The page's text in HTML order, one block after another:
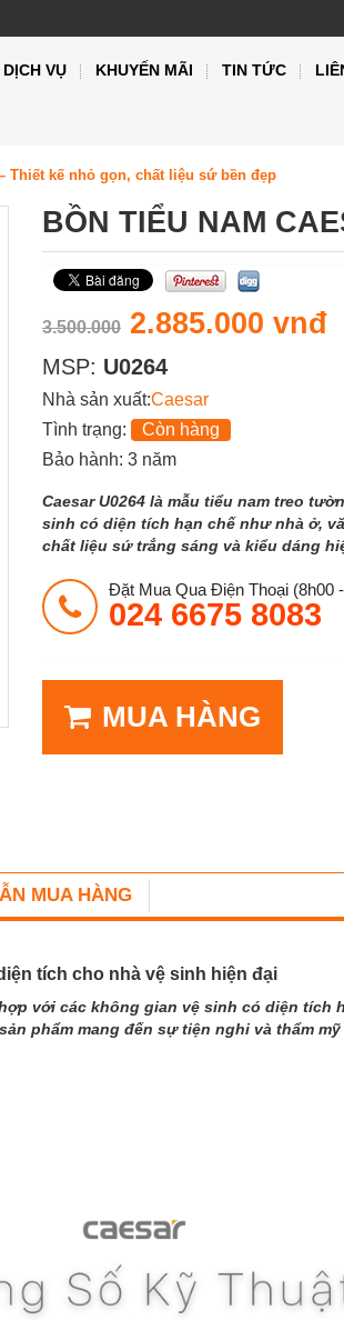
DỊCH VỤ KHUYẾN MÃI TIN TỨC
Thiết kế nhỏ gọn, chất liệu sứ bền đẹp
BỒN TIỂU NAM
3.500.000 2.885.000 vnđ
MSP: U0264
Nhà sản xuất:Caesar
Tình trạng:
Còn hàng
Bảo hành: 3 năm
Caesar U0264 là mẫu tiểu nam treo
sinh có diện tích hạn chế như nhà ở,
chất liệu sứ trắng sáng và kiểu dáng
Đặt Mua Qua Điện Thoại (8h00
024 6675 8083
MUA HÀNG
MUA HÀNG
tích cho nhà vệ sinh hiện đại
với các không gian vệ sinh có diện
phẩm mang đến sự tiện nghi và thẩm mỹ